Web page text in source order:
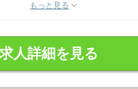
もっと見る
求人詳細を見る